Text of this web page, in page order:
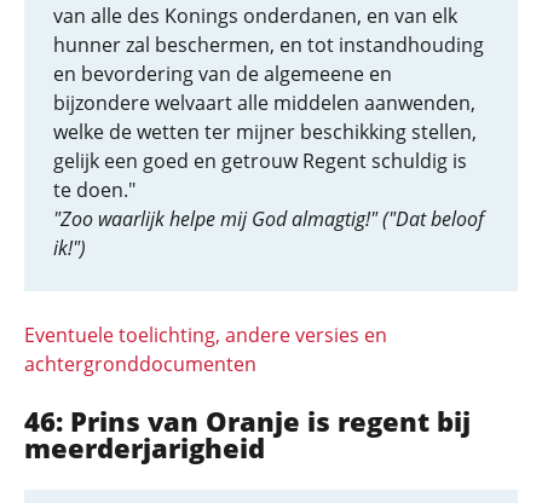
van alle des Konings onderdanen, en van elk
hunner zal beschermen, en tot instandhouding
en bevordering van de algemeene en
bijzondere welvaart alle middelen aanwenden,
welke de wetten ter mijner beschikking stellen,
gelijk een goed en getrouw Regent schuldig is
te doen."
"Zoo waarlijk helpe mij God almagtig!" ("Dat beloof
ik!")
Eventuele toelichting, andere versies en
achtergronddocumenten
46: Prins van Oranje is regent bij
meerderjarigheid